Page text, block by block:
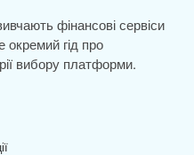
фінансові сервіси
гід про
вибору платформи.